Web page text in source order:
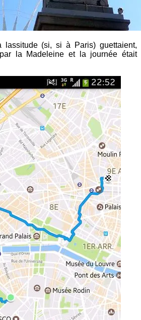
lassitude (si, si à Paris) guettaient,
la Madeleine et la journée était